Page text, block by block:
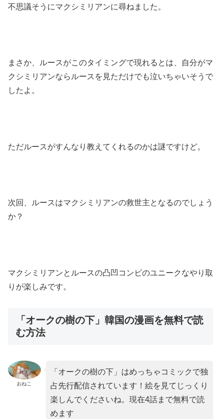
不思議そうにマクシミリアンに尋ねました。
まさか、ルースがこのタイミングで現れるとは、自分がマ
クシミリアンならルースを見ただけでも泣いちゃいそうで
したよ。
ただルースがすんなり教えてくれるのかは謎ですけど。
次回、ルースはマクシミリアンの救世主となるのでしょう
か？
マクシミリアンとルースの凸凹コンビのユニークなやり取
りが楽しみです。
「オークの樹の下」韓国の漫画を無料で読
む方法
おねこ
「オークの樹の下」はめっちゃコミックで独
占先行配信されています！絵を見てじっくり
楽しんでくださいね。現在4話まで無料で読
めます